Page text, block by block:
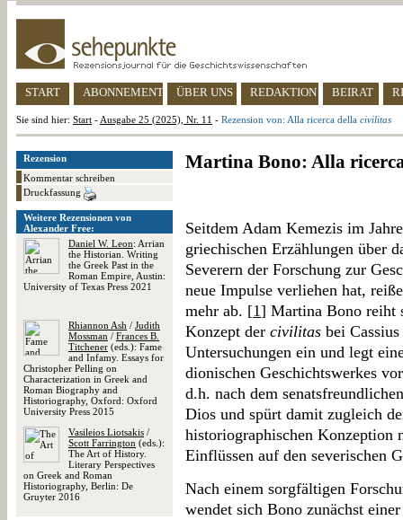
START ABONNEMENT ÜBER UNS REDAKTION BEIRAT
Sie sind hier: Start - Ausgabe 25 (2025), Nr. 11 - Rezension von: Alla ricerca della civilitas
Rezension
Kommentar schreiben
Druckfassung
Weitere Rezensionen von
Alexander Free:
Daniel W. Leon: Arrian
the Historian. Writing
the Greek Past in the
Roman Empire, Austin:
University of Texas Press 2021
Rhiannon Ash / Judith
Mossman / Frances B.
Titchener (eds.): Fame
and Infamy. Essays for
Christopher Pelling on
Characterization in Greek and
Roman Biography and
Historiography, Oxford: Oxford
University Press 2015
Vasileios Liotsakis /
Scott Farrington (eds.):
The Art of History.
Literary Perspectives
on Greek and Roman
Historiography, Berlin: De
Gruyter 2016
Martina Bono: Alla
Seitdem Adam Kemezis im
griechischen Erzählungen über
Severern der Forschung zur
neue Impulse verliehen hat,
mehr ab. [1] Martina Bono reiht
Konzept der civilitas bei
Untersuchungen ein und legt
dionischen Geschichtswerkes
d.h. nach dem
Dios und spürt damit zugleich
historiographischen Konzeption
Einflüssen auf den severischen
Nach einem sorgfältigen
wendet sich Bono zunächst